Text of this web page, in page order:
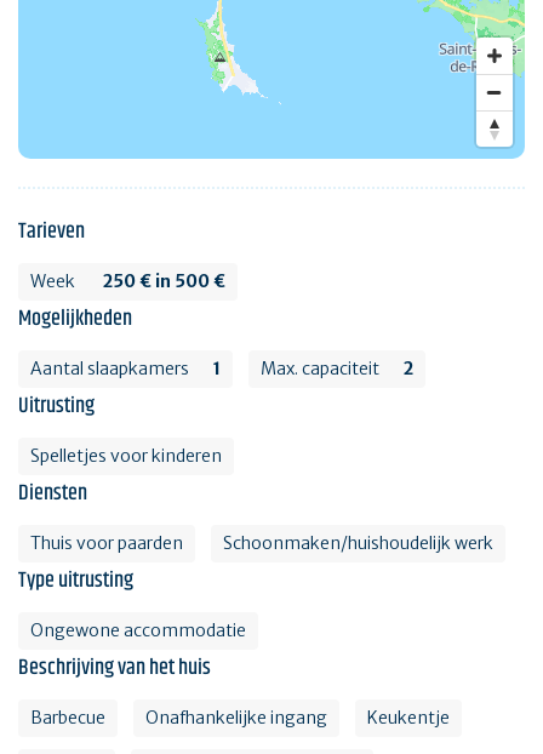
Tarieven
Week 250 € in 500 €
Mogelijkheden
Aantal slaapkamers 1 Max. capaciteit 2
Uitrusting
Spelletjes voor kinderen
Diensten
Thuis voor paarden Schoonmaken/huishoudelijk werk
Type uitrusting
Ongewone accommodatie
Beschrijving van het huis
Barbecue Onafhankelijke ingang Keukentje